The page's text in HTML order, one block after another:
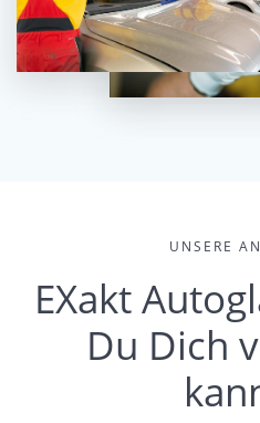
UNSERE
EXakt
Du Dich